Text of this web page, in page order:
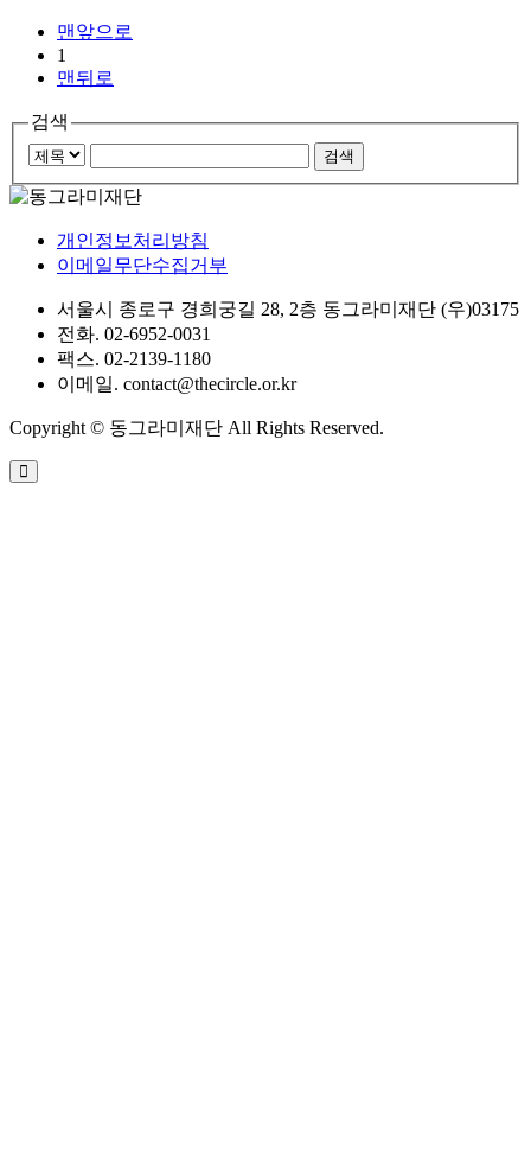
맨앞으로
1
맨뒤로
검색
개인정보처리방침
이메일무단수집거부
서울시 종로구 경희궁길 28, 2층 동그라미재단 (우)03175
전화. 02-6952-0031
팩스. 02-2139-1180
이메일. contact@thecircle.or.kr
Copyright © 동그라미재단 All Rights Reserved.